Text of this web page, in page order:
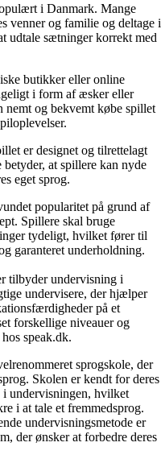
i Danmark. Mange
venner og familie og deltage i
udtale sætninger korrekt med
butikker eller online
i form af æsker eller
nemt og bekvemt købe spillet
er designet og tilrettelagt
at spillere kan nyde
eget sprog.
popularitet på grund af
Spillere skal bruge
tydeligt, hvilket fører til
garanteret underholdning.
tilbyder undervisning i
undervisere, der hjælper
på et
forskellige niveauer og
speak.dk.
sprogskole, der
Skolen er kendt for deres
undervisningen, hvilket
i at tale et fremmedsprog.
undervisningsmetode er
der ønsker at forbedre deres